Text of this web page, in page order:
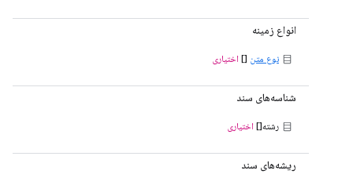
انواع زمینه
نوع متن [] اختیاری
شناسه‌های سند
رشته[] اختیاری
ریشه‌های سند